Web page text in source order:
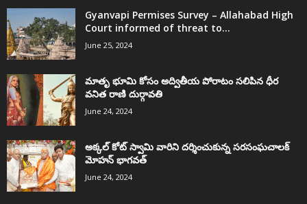
Gyanvapi Permises Survey – Allahabad High
Court informed of threat to...
June 25, 2024
మాతృ భూమి కోసం అద్వితీయ పోరాటం సలిపిన ధీర
వనిత రాణి దుర్గావతి
June 24, 2024
అక్కల్‌ కోట్‌ స్వామి వారిని దర్శించుకున్న సరసంఘచాలక్
మోహన్ భాగవత్
June 24, 2024